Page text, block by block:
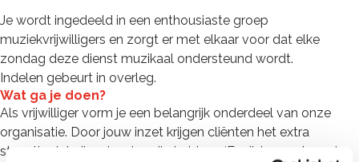
Je wordt ingedeeld in een enthousiaste groep
muziekvrijwilligers en zorgt er met elkaar voor dat elke
zondag deze dienst muzikaal ondersteund wordt.
Indelen gebeurt in overleg.
Wat ga je doen?
Als vrijwilliger vorm je een belangrijk onderdeel van onze
organisatie. Door jouw inzet krijgen cliënten het extra
steuntje dat zij zo hard nodig hebben. ‘Er zijn’ voor de ander